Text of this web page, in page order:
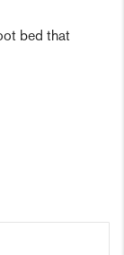
bed that